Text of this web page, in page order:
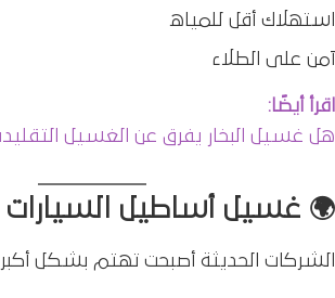
استهلاك أقل للمياه
آمن على الطلاء
اقرأ أيضًا:
هل غسيل البخار يفرق عن الغسيل
🌍 غسيل أﺳﺎﻃﻴﻞ اﻟﺴﻴﺎرات
الشركات الحديثة أصبحت تهتم بشكل أكبر